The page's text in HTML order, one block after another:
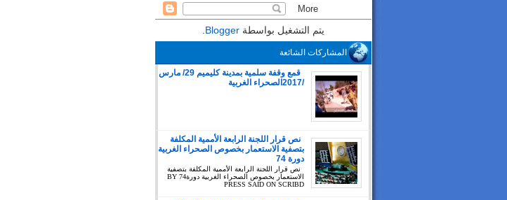
يتم التشغيل بواسطة Blogger
المشاركات الشائعة
قمع وقفة سلمية بمدينة كليميم 29/ مارس
/2017الصحراء الغربية
نص قرار اللجنة الرابعة الأممية المكلفة
بتصفية الاستعمار بخصوص الصحراء الغربية
دورة 74
نص قرار اللجنة الرابعة الأممية المكلفة بتصفية
الاستعمار بخصوص الصحراء الغربية دورة74 BY
PRESS SAID ON SCRIBD